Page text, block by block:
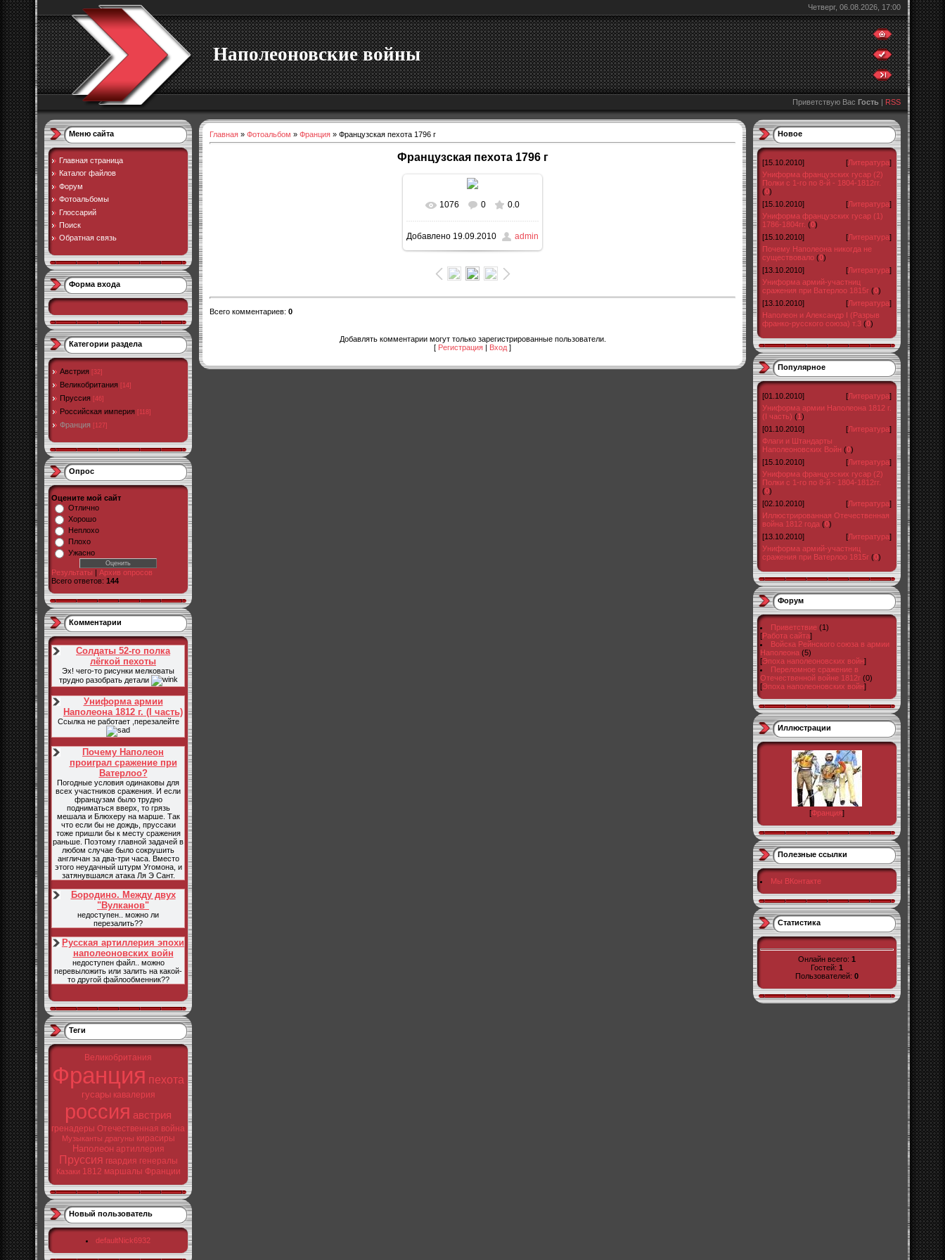
Четверг, 06.08.2026, 17:00
Наполеоновские войны
Приветствую Вас Гость | RSS
Меню сайта
Главная страница
Каталог файлов
Форум
Фотоальбомы
Глоссарий
Поиск
Обратная связь
Форма входа
Категории раздела
Австрия [32]
Великобритания [14]
Пруссия [46]
Российская империя [118]
Франция [127]
Опрос
Оцените мой сайт
Отлично
Хорошо
Неплохо
Плохо
Ужасно
Результаты | Архив опросов
Всего ответов: 144
Комментарии
Солдаты 52-го полка
лёгкой пехоты
Эх! чего-то рисунки мелковаты
трудно разобрать детали
Униформа армии
Наполеона 1812 г. (I часть)
Ссылка не работает ,перезалейте
Почему Наполеон
проиграл сражение при
Ватерлоо?
Погодные условия одинаковы для
всех участников сражения. И если
французам было трудно
подниматься вверх, то грязь
мешала и Блюхеру на марше. Так
что если бы не дождь, пруссаки
тоже пришли бы к месту сражения
раньше. Поэтому главной задачей в
любом случае было сокрушить
англичан за два-три часа. Вместо
этого неудачный штурм Угомона, и
затянувшаяся атака Ля Э Сант.
Бородино. Между двух
"Вулканов"
недоступен.. можно ли
перезалить??
Русская артиллерия эпохи
наполеоновских войн
недоступен файл.. можно
перевыложить или залить на какой-
то другой файлообменник??
Теги
Великобритания
Франция пехота
гусары кавалерия
россия австрия
гренадеры Отечественная война
Музыканты драгуны кирасиры
Наполеон артиллерия
Пруссия гвардия генералы
Казаки 1812 маршалы Франции
Новый пользователь
defaultNick6932
Главная » Фотоальбом » Франция » Французская пехота 1796 г
Французская пехота 1796 г
В реальном размере
700x932/ 222.5Kb
1076 0 0.0
Добавлено 19.09.2010 admin
Всего комментариев: 0
Добавлять комментарии могут только зарегистрированные пользователи.
[ Регистрация | Вход ]
Новое
[15.10.2010] [Литература]
Униформа французских гусар (2)
Полки с 1-го по 8-й - 1804-1812гг.
(0)
[15.10.2010]
[Литература]
Униформа французских гусар (1)
1786-1804гг. (0)
[15.10.2010]
[Литература]
Почему Наполеона никогда не
существовало (0)
[13.10.2010]
[Литература]
Униформа армий-участниц
сражения при Ватерлоо 1815г (0)
[13.10.2010]
[Литература]
Наполеон и Александр I (Разрыв
франко-русского союза) т.3 (0)
Популярное
[01.10.2010] [Литература]
Униформа армии Наполеона 1812 г.
(I часть) (1)
[01.10.2010]
[Литература]
Флаги и Штандарты
Наполеоновских Войн (0)
[15.10.2010]
[Литература]
Униформа французских гусар (2)
Полки с 1-го по 8-й - 1804-1812гг.
(0)
[02.10.2010]
[Литература]
Иллюстрированная Отечественная
война 1812 года (0)
[13.10.2010]
[Литература]
Униформа армий-участниц
сражения при Ватерлоо 1815г (0)
Форум
Приветствие (1)
[Работа сайта]
Войска Рейнского союза в армии
Наполеона (5)
[Эпоха наполеоновских войн]
Переломное сражение в
Отечественной войне 1812г (0)
[Эпоха наполеоновских войн]
Иллюстрации
[Франция]
Полезные ссылки
Мы ВКонтакте
Статистика
Онлайн всего: 1
Гостей: 1
Пользователей: 0